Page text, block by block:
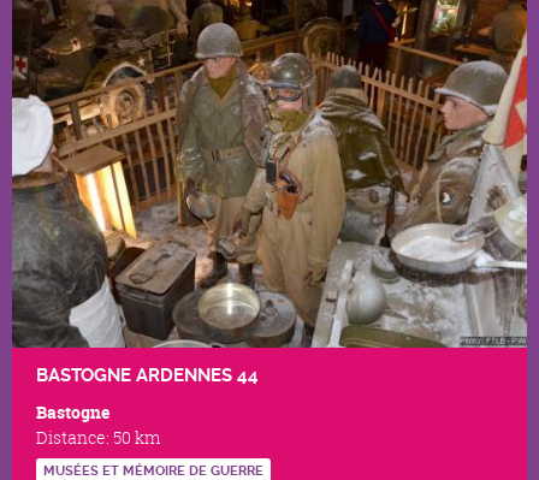
BASTOGNE ARDENNES 44
Bastogne
Distance: 50 km
MUSÉES ET MÉMOIRE DE GUERRE